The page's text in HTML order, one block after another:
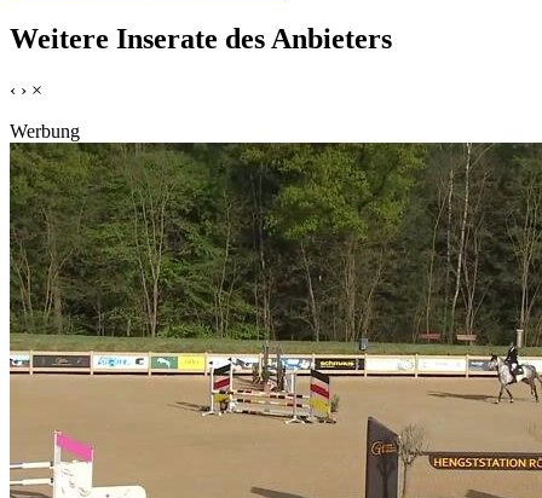
Weitere Inserate des Anbieters
‹ › ×
Werbung